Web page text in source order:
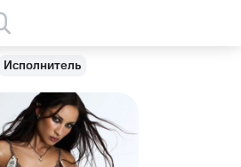
Исполнитель